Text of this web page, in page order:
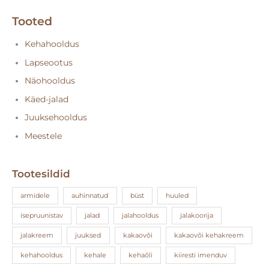
Tooted
Kehahooldus
Lapseootus
Näohooldus
Käed-jalad
Juuksehooldus
Meestele
Tootesildid
armidele auhinnatud büst huuled
isepruunistav jalad jalahooldus jalakoorija
jalakreem juuksed kakaovõi kakaovõi kehakreem
kehahooldus kehale kehaõli kiiresti imenduv